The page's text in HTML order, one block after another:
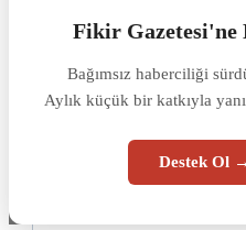
Fikir Gazetesi'ne
Bağımsız haberciliği
Aylık küçük bir katkıyla
Destek Ol →